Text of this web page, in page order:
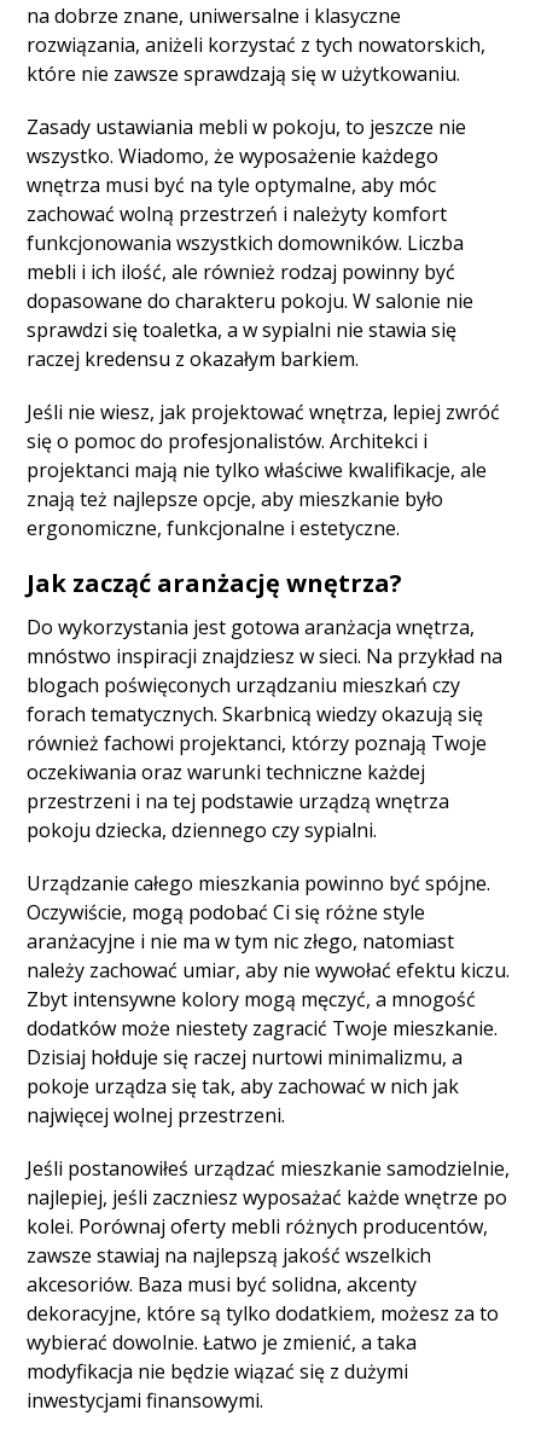
na dobrze znane, uniwersalne i klasyczne
rozwiązania, aniżeli korzystać z tych nowatorskich,
które nie zawsze sprawdzają się w użytkowaniu.
Zasady ustawiania mebli w pokoju, to jeszcze nie
wszystko. Wiadomo, że wyposażenie każdego
wnętrza musi być na tyle optymalne, aby móc
zachować wolną przestrzeń i należyty komfort
funkcjonowania wszystkich domowników. Liczba
mebli i ich ilość, ale również rodzaj powinny być
dopasowane do charakteru pokoju. W salonie nie
sprawdzi się toaletka, a w sypialni nie stawia się
raczej kredensu z okazałym barkiem.
Jeśli nie wiesz, jak projektować wnętrza, lepiej zwróć
się o pomoc do profesjonalistów. Architekci i
projektanci mają nie tylko właściwe kwalifikacje, ale
znają też najlepsze opcje, aby mieszkanie było
ergonomiczne, funkcjonalne i estetyczne.
Jak zacząć aranżację wnętrza?
Do wykorzystania jest gotowa aranżacja wnętrza,
mnóstwo inspiracji znajdziesz w sieci. Na przykład na
blogach poświęconych urządzaniu mieszkań czy
forach tematycznych. Skarbnicą wiedzy okazują się
również fachowi projektanci, którzy poznają Twoje
oczekiwania oraz warunki techniczne każdej
przestrzeni i na tej podstawie urządzą wnętrza
pokoju dziecka, dziennego czy sypialni.
Urządzanie całego mieszkania powinno być spójne.
Oczywiście, mogą podobać Ci się różne style
aranżacyjne i nie ma w tym nic złego, natomiast
należy zachować umiar, aby nie wywołać efektu kiczu.
Zbyt intensywne kolory mogą męczyć, a mnogość
dodatków może niestety zagracić Twoje mieszkanie.
Dzisiaj hołduje się raczej nurtowi minimalizmu, a
pokoje urządza się tak, aby zachować w nich jak
najwięcej wolnej przestrzeni.
Jeśli postanowiłeś urządzać mieszkanie samodzielnie,
najlepiej, jeśli zaczniesz wyposażać każde wnętrze po
kolei. Porównaj oferty mebli różnych producentów,
zawsze stawiaj na najlepszą jakość wszelkich
akcesoriów. Baza musi być solidna, akcenty
dekoracyjne, które są tylko dodatkiem, możesz za to
wybierać dowolnie. Łatwo je zmienić, a taka
modyfikacja nie będzie wiązać się z dużymi
inwestycjami finansowymi.